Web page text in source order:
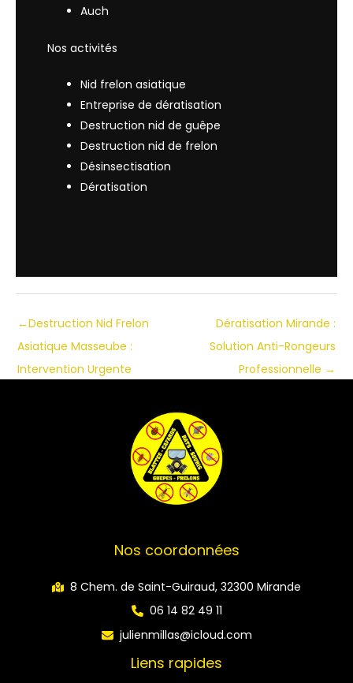
Auch
Nos activités
Nid frelon asiatique
Entreprise de dératisation
Destruction nid de guêpe
Destruction nid de frelon
Désinsectisation
Dératisation
←Destruction Nid Frelon
Asiatique Masseube :
Intervention Urgente
Dératisation Mirande :
Solution Anti-Rongeurs
Professionnelle →
Nos coordonnées
8 Chem. de Saint-Guiraud, 32300 Mirande
06 14 82 49 11
julienmillas@icloud.com
Liens rapides